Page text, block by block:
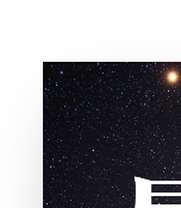
社交平台
字型大小